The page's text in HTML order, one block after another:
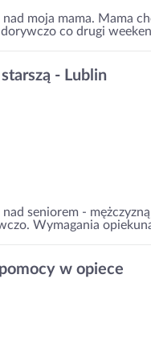
moja mama. Mama
co drugi
- Lublin
seniorem -
Wymagania
w opiece